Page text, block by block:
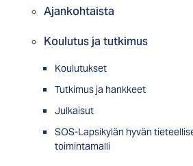
Ajankohtaista
Koulutus ja tutkimus
Koulutukset
Tutkimus ja hankkeet
Julkaisut
SOS-Lapsikylän hyvän
toimintamalli